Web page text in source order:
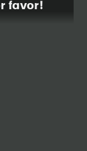
favor!